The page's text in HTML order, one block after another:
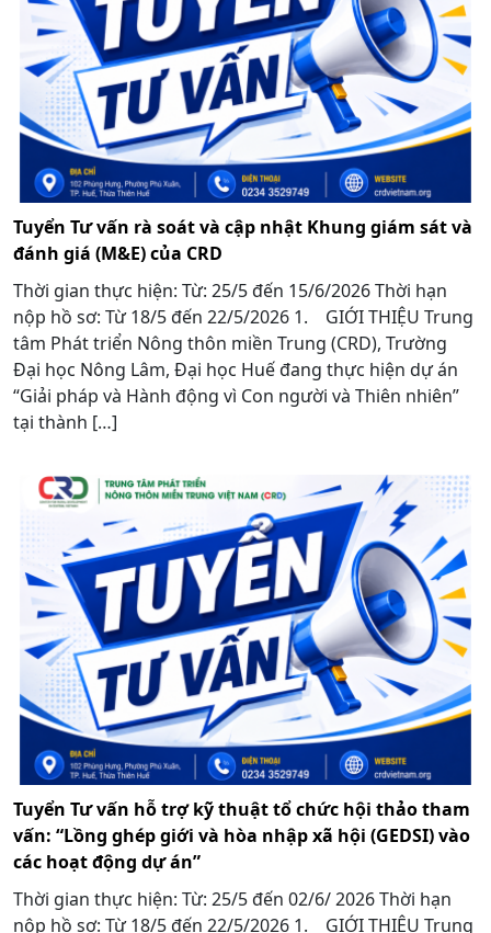
Tuyển Tư vấn rà soát và cập nhật Khung giám sát và
đánh giá (M&E) của CRD
Thời gian thực hiện: Từ: 25/5 đến 15/6/2026 Thời hạn
nộp hồ sơ: Từ 18/5 đến 22/5/2026 1. GIỚI THIỆU Trung
tâm Phát triển Nông thôn miền Trung (CRD), Trường
Đại học Nông Lâm, Đại học Huế đang thực hiện dự án
“Giải pháp và Hành động vì Con người và Thiên nhiên”
tại thành […]
Tuyển Tư vấn hỗ trợ kỹ thuật tổ chức hội thảo tham
vấn: “Lồng ghép giới và hòa nhập xã hội (GEDSI) vào
các hoạt động dự án”
Thời gian thực hiện: Từ: 25/5 đến 02/6/ 2026 Thời hạn
nộp hồ sơ: Từ 18/5 đến 22/5/2026 1. GIỚI THIỆU Trung